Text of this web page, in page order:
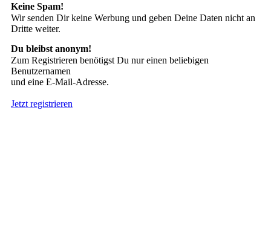
Keine Spam!
Wir senden Dir keine Werbung und geben Deine Daten nicht an
Dritte weiter.
Du bleibst anonym!
Zum Registrieren benötigst Du nur einen beliebigen
Benutzernamen
und eine E-Mail-Adresse.
Jetzt registrieren